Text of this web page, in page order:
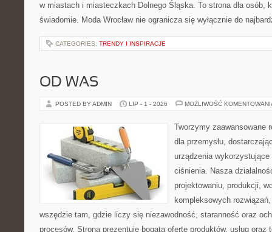
w miastach i miasteczkach Dolnego Śląska. To strona dla osób,
świadomie. Moda Wrocław nie ogranicza się wyłącznie do
CATEGORIES: TRENDY I INSPIRACJE
OD WAS
POSTED BY ADMIN LIP - 1 - 2026 MOŻLIWOŚĆ
Tworzymy zaawansowane
dla przemysłu,
urządzenia
ciśnienia. Nasza
projektowaniu, produkcji,
kompleksowych
wszędzie tam, gdzie liczy się niezawodność, staranność oraz
procesów. Strona prezentuje bogatą ofertę produktów, usług oraz